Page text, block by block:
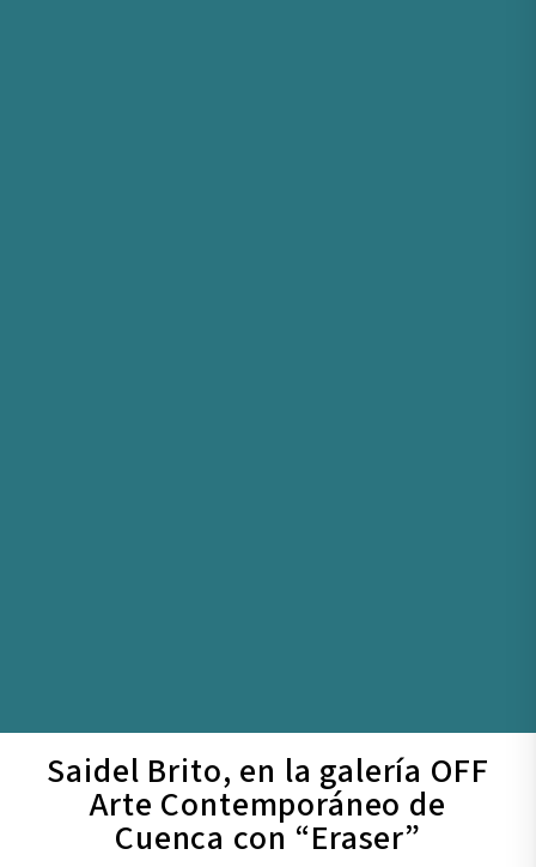
Saidel Brito, en la galería OFF
Arte Contemporáneo de
Cuenca con “Eraser”